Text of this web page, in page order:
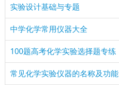
实验设计基础与专题
中学化学常用仪器大全
100题高考化学实验选择题专练
常见化学实验仪器的名称及功能